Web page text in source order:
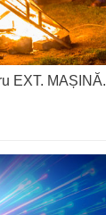
EXT.